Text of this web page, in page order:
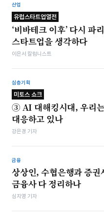
산업
유럽스타트업열전
‘비바테크 이후’ 다시 파
스타트업을 생각하다
이은서 칼럼니스트
심층기획
미토스 쇼크
③ AI 대해킹시대, 우리
대응하고 있나
강은경 기자
금융
상상인, 수협은행과 증
금융사 다 정리하나
심지영 기자